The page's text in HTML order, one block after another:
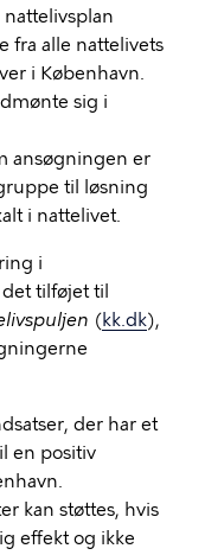
fra alle nattelivets
i København.
sig i
ansøgningen er
til løsning
i nattelivet.
i
tilføjet til
(kk.dk),
der har et
en positiv
kan støttes, hvis
effekt og ikke